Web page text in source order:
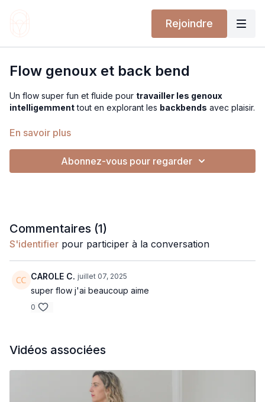
Rejoindre
Flow genoux et back bend
Un flow super fun et fluide pour travailler les genoux
intelligemmenttout en explorant les backbends avec plaisir.
On répète plusieurs fois la même séquence, avec des
Au programme :sissy squats, fentes, postures debout et
devant du corps sans compression, et progresser dans les
en sécurité et avec style
Un flow rythmé, évolutif, accessible à tous les niveaux grâce à
ses options, pour te faire kiffer les backbends sans te faire
mal.
En savoir plus
Abonnez-vous pour regarder
Commentaires (1)
S'identifier pour participer à la conversation
CAROLE C. juillet 07, 2025
super flow j'ai beaucoup aime
0
Vidéos associées